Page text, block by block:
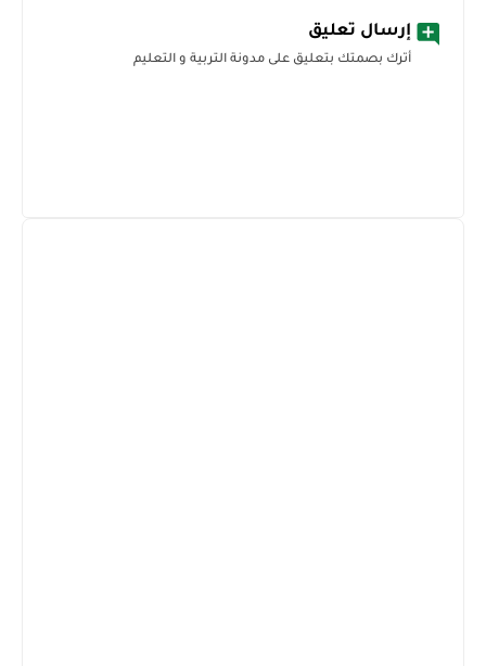
إرسال تعليق
أترك بصمتك بتعليق على مدونة التربية و التعليم